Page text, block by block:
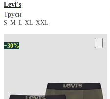
Levi's
Труси
S M L XL XXL
−30%